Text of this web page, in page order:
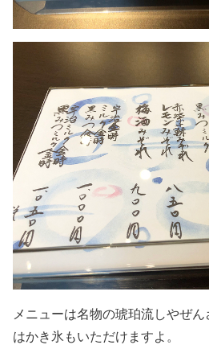
メニューは名物の琥珀流しやぜ
はかき氷もいただけますよ。